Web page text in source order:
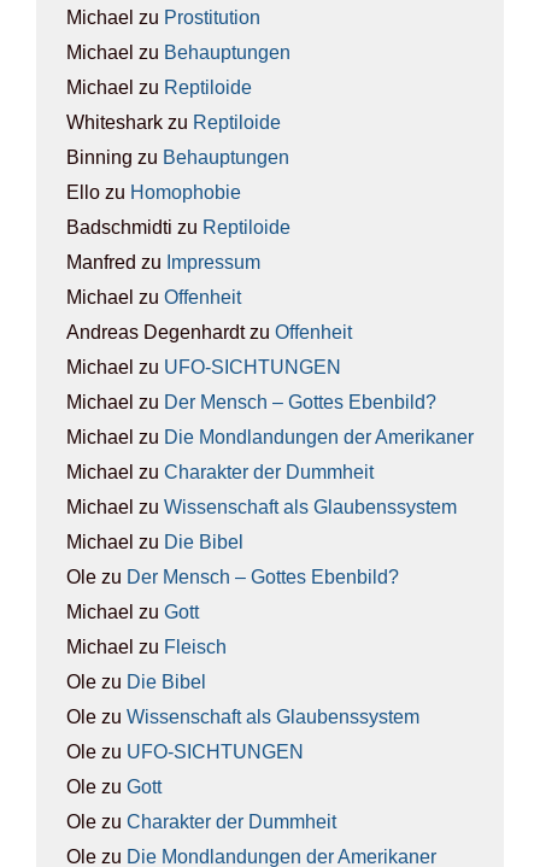
Michael zu Pro­sti­tu­ti­on
Michael zu Behaup­tun­gen
Michael zu Rep­ti­lo­ide
Whiteshark zu Rep­ti­lo­ide
Binning zu Behaup­tun­gen
Ello zu Homo­pho­bie
Badschmidti zu Rep­ti­lo­ide
Manfred zu Impres­sum
Michael zu Offen­heit
Andreas Degenhardtzu Offen­heit
Michael zu UFO-SICH­TUN­GEN
Michael zu Der Mensch – Got­tes Eben­bild?
Michael zu Die Mond­lan­dun­gen der Ame­ri­ka­ner
Michael zu Cha­rak­ter der Dumm­heit
Michael zu Wis­sen­schaft als Glau­bens­sys­tem
Michael zu Die Bibel
Ole zu Der Mensch – Got­tes Eben­bild?
Michael zu Gott
Michael zu Fleisch
Ole zu Die Bibel
Ole zu Wis­sen­schaft als Glau­bens­sys­tem
Ole zu UFO-SICH­TUN­GEN
Ole zu Gott
Ole zu Cha­rak­ter der Dumm­heit
Ole zu Die Mond­lan­dun­gen der Ame­ri­ka­ner